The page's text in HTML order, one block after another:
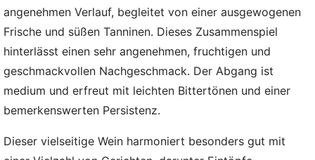
angenehmen Verlauf, begleitet von einer ausgewogenen
Frische und süßen Tanninen. Dieses Zusammenspiel
hinterlässt einen sehr angenehmen, fruchtigen und
geschmackvollen Nachgeschmack. Der Abgang ist
medium und erfreut mit leichten Bittertönen und einer
bemerkenswerten Persistenz.
Dieser vielseitige Wein harmoniert besonders gut mit